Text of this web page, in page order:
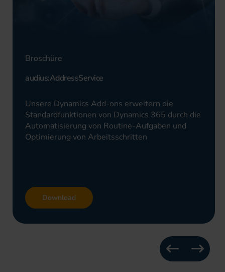
Broschüre
audius:AddressService
Unsere Dynamics Add-ons erweitern die
Standardfunktionen von Dynamics 365 durch die
Automatisierung von Routine-Aufgaben und
Optimierung von Arbeitsschritten
Download